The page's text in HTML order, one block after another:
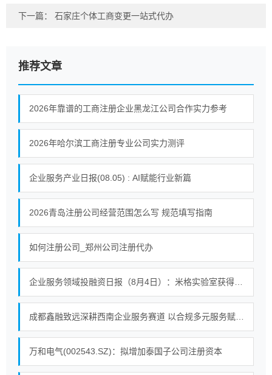
下一篇： 石家庄个体工商变更一站式代办
推荐文章
2026年靠谱的工商注册企业黑龙江公司合作实力参考
2026年哈尔滨工商注册专业公司实力测评
企业服务产业日报(08.05) : AI赋能行业新篇
2026青岛注册公司经营范围怎么写 规范填写指南
如何注册公司_郑州公司注册代办
万和电气(002543.SZ)：拟增加泰国子公司注册资本